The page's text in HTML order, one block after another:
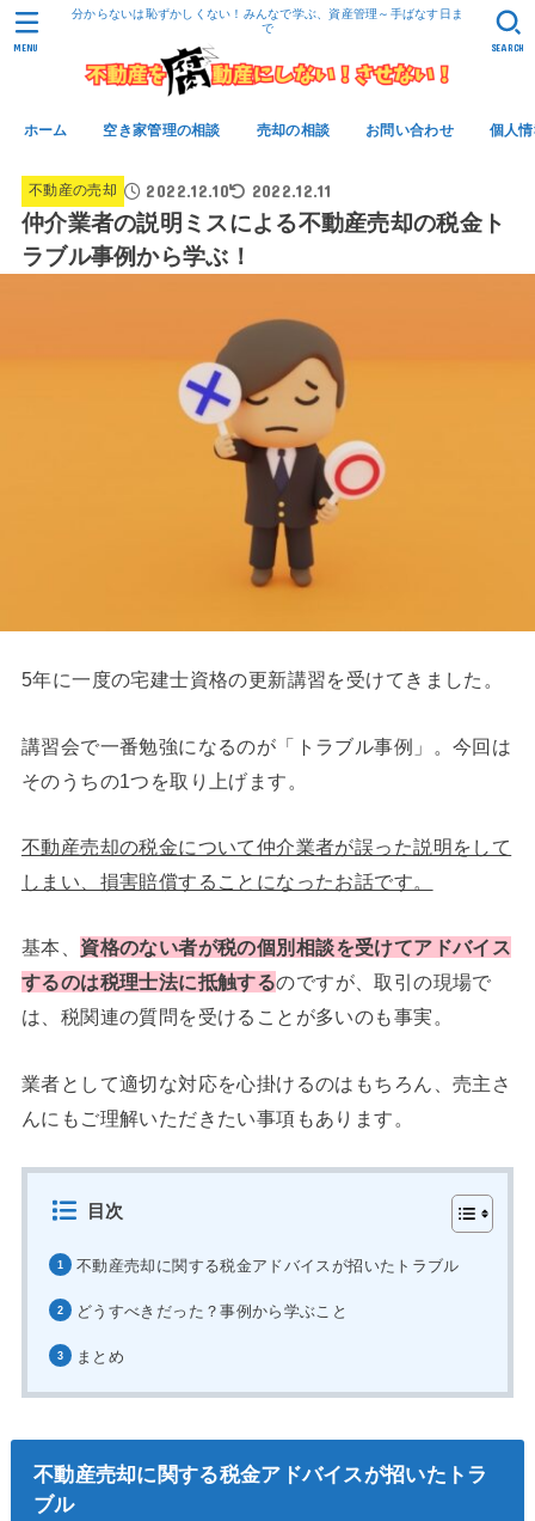
分からないは恥ずかしくない！みんなで学ぶ、資産管理～手ばなす日ま
で
ホーム 空き家管理の相談 売却の相談 お問い合わせ 個人
SEARCH
MENU
不動産の売却 2022.12.10 2022.12.11
仲介業者の説明ミスによる不動産売却の税金ト
ラブル事例から学ぶ！
5年に一度の宅建士資格の更新講習を受けてきました。
講習会で一番勉強になるのが「トラブル事例」。今回は
そのうちの1つを取り上げます。
不動産売却の税金について仲介業者が誤った説明をして
しまい、損害賠償することになったお話です。
基本、 資格のない者が税の個別相談を受けてアドバイス
するのは税理士法に抵触するのですが、取引の現場で
は、税関連の質問を受けることが多いのも事実。
業者として適切な対応を心掛けるのはもちろん、売主さ
んにもご理解いただきたい事項もあります。
目次
不動産売却に関する税金アドバイスが招いたトラブル
どうすべきだった？事例から学ぶこと
まとめ
不動産売却に関する税金アドバイスが招いたトラ
ブル